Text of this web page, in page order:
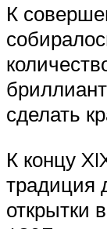
К
сделать
К концу
традиция
открытки